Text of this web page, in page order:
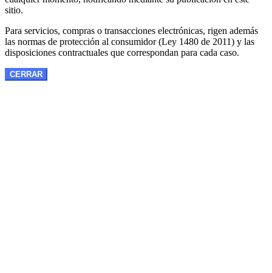
sitio.
Para servicios, compras o transacciones electrónicas, rigen además
las normas de protección al consumidor (Ley 1480 de 2011) y las
disposiciones contractuales que correspondan para cada caso.
CERRAR